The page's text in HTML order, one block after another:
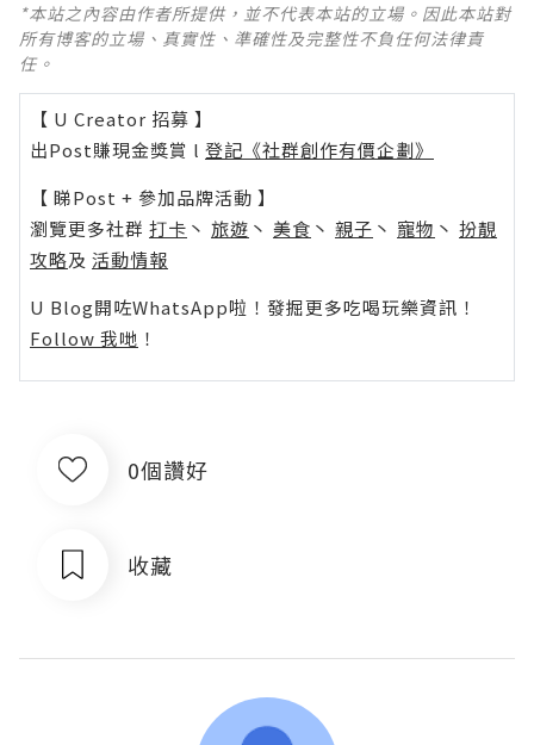
*本站之內容由作者所提供，並不代表本站的立場。因此本站對
所有博客的立場、真實性、準確性及完整性不負任何法律責
任。
【 U Creator 招募 】
出Post賺現金獎賞 l 登記《社群創作有價企劃》
【 睇Post + 參加品牌活動 】
瀏覽更多社群 打卡 丶 旅遊 丶 美食 丶 親子 丶 寵物 丶 扮靚
攻略及 活動情報
U Blog開咗WhatsApp啦！發掘更多吃喝玩樂資訊！
Follow 我哋 ！
0個讚好
收藏